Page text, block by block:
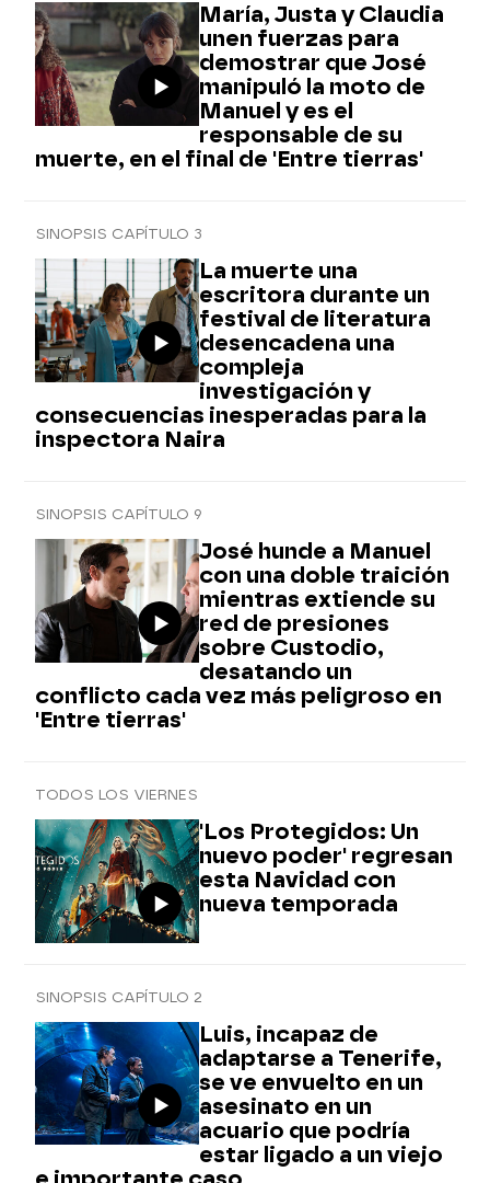
María, Justa y Claudia
unen fuerzas para
demostrar que José
manipuló la moto de
Manuel y es el
responsable de su
muerte, en el final de 'Entre tierras'
SINOPSIS CAPÍTULO 3
La muerte una
escritora durante un
festival de literatura
desencadena una
compleja
investigación y
consecuencias inesperadas para la
inspectora Naira
SINOPSIS CAPÍTULO 9
José hunde a Manuel
con una doble traición
mientras extiende su
red de presiones
sobre Custodio,
desatando un
conflicto cada vez más peligroso en
'Entre tierras'
TODOS LOS VIERNES
'Los Protegidos: Un
nuevo poder' regresan
esta Navidad con
nueva temporada
SINOPSIS CAPÍTULO 2
Luis, incapaz de
adaptarse a Tenerife,
se ve envuelto en un
asesinato en un
acuario que podría
estar ligado a un viejo